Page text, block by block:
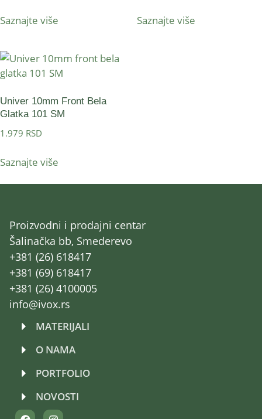
Saznajte više Saznajte više
Univer 10mm Front Bela
Glatka 101 SM
1.979 RSD
Saznajte više
Proizvodni i prodajni centar
Šalinačka bb, Smederevo
+381 (26) 618417
+381 (69) 618417
+381 (26) 4100005
info@ivox.rs
MATERIJALI
O NAMA
PORTFOLIO
NOVOSTI